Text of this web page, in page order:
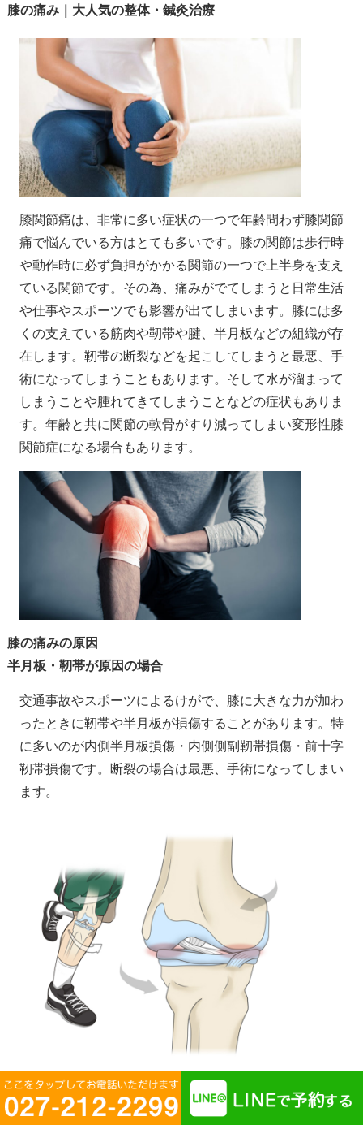
膝の痛み｜大人気の整体・鍼灸治療
膝関節痛は、非常に多い症状の一つで年齢問わず膝関節
痛で悩んでいる方はとても多いです。膝の関節は歩行時
や動作時に必ず負担がかかる関節の一つで上半身を支え
ている関節です。その為、痛みがでてしまうと日常生活
や仕事やスポーツでも影響が出てしまいます。膝には多
くの支えている筋肉や靭帯や腱、半月板などの組織が存
在します。靭帯の断裂などを起こしてしまうと最悪、手
術になってしまうこともあります。そして水が溜まって
しまうことや腫れてきてしまうことなどの症状もありま
す。年齢と共に関節の軟骨がすり減ってしまい変形性膝
関節症になる場合もあります。
膝の痛みの原因
半月板・靭帯が原因の場合
交通事故やスポーツによるけがで、膝に大きな力が加わ
ったときに靭帯や半月板が損傷することがあります。特
に多いのが内側半月板損傷・内側側副靭帯損傷・前十字
靭帯損傷です。断裂の場合は最悪、手術になってしまい
ます。
関節の軟骨の減少が原因の場合